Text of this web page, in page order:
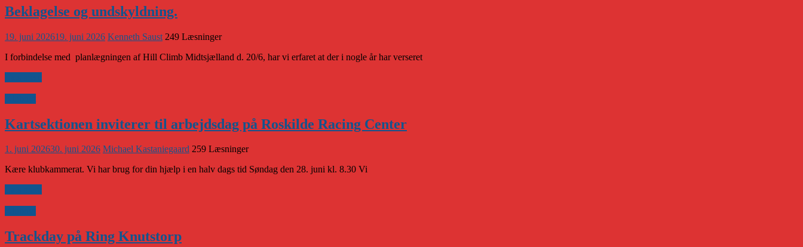
Beklagelse og undskyldning.
19. juni 202619. juni 2026 Kenneth Saust 249 Læsninger
I forbindelse med planlægningen af Hill Climb Midtsjælland d. 20/6, har vi erfaret at der i nogle år har verseret
Kartsektionen inviterer til arbejdsdag på Roskilde Racing Center
1. juni 202630. juni 2026 Michael Kastaniegaard 259 Læsninger
Kære klubkammerat. Vi har brug for din hjælp i en halv dags tid Søndag den 28. juni kl. 8.30 Vi
Trackday på Ring Knutstorp